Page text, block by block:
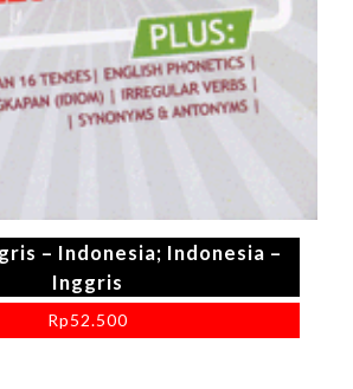
– Indonesia; Indonesia –
Inggris
Rp52.500